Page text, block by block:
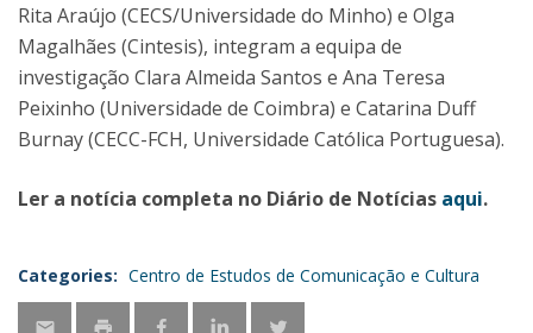
Rita Araújo (CECS/Universidade do Minho) e Olga
Magalhães (Cintesis), integram a equipa de
investigação Clara Almeida Santos e Ana Teresa
Peixinho (Universidade de Coimbra) e Catarina Duff
Burnay (CECC-FCH, Universidade Católica Portuguesa).
Ler a notícia completa no Diário de Notícias aqui.
Categories: Centro de Estudos de Comunicação e Cultura